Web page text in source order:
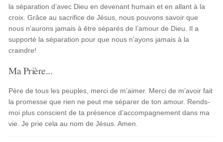
la séparation d’avec Dieu en devenant humain et en allant à la
croix. Grâce au sacrifice de Jésus, nous pouvons savoir que
nous n’aurons jamais à être séparés de l’amour de Dieu. Il a
supporté la séparation pour que nous n’ayons jamais à la
craindre!
Ma Prière...
Père de tous les peuples, merci de m’aimer. Merci de m’avoir fait
la promesse que rien ne peut me séparer de ton amour. Rends-
moi plus conscient de ta présence d’accompagnement dans ma
vie. Je prie cela au nom de Jésus. Amen.